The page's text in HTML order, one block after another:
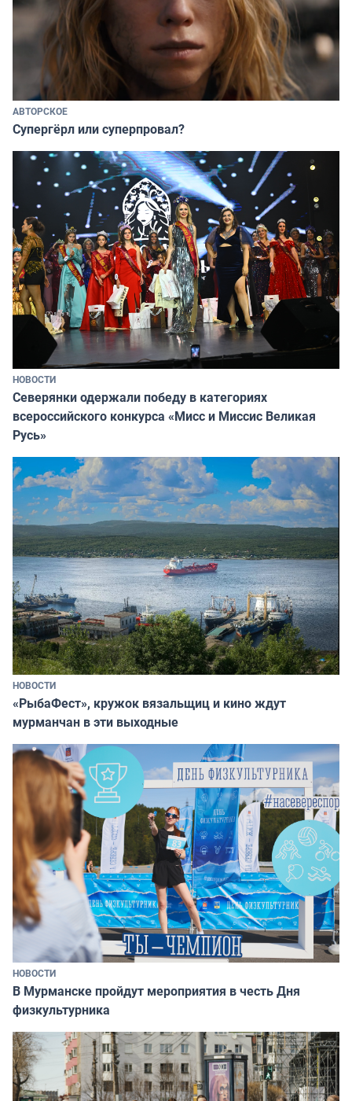
АВТОРСКОЕ
Супергёрл или суперпровал?
НОВОСТИ
Северянки одержали победу в категориях
всероссийского конкурса «Мисс и Миссис Великая
Русь»
НОВОСТИ
«РыбаФест», кружок вязальщиц и кино ждут
мурманчан в эти выходные
НОВОСТИ
В Мурманске пройдут мероприятия в честь Дня
физкультурника